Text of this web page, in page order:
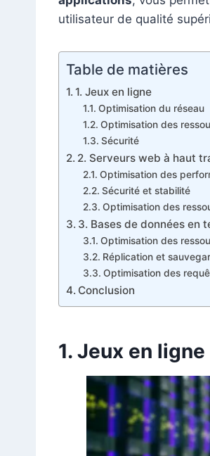
utilisateur de qualité
Table de matières
1. Jeux en ligne
Optimisation du réseau
Optimisation des
Sécurité
2. Serveurs web à haut
Optimisation des
Sécurité et stabilité
Optimisation des
3. Bases de données en
Optimisation des
Réplication et
Optimisation des
Conclusion
1. Jeux en ligne